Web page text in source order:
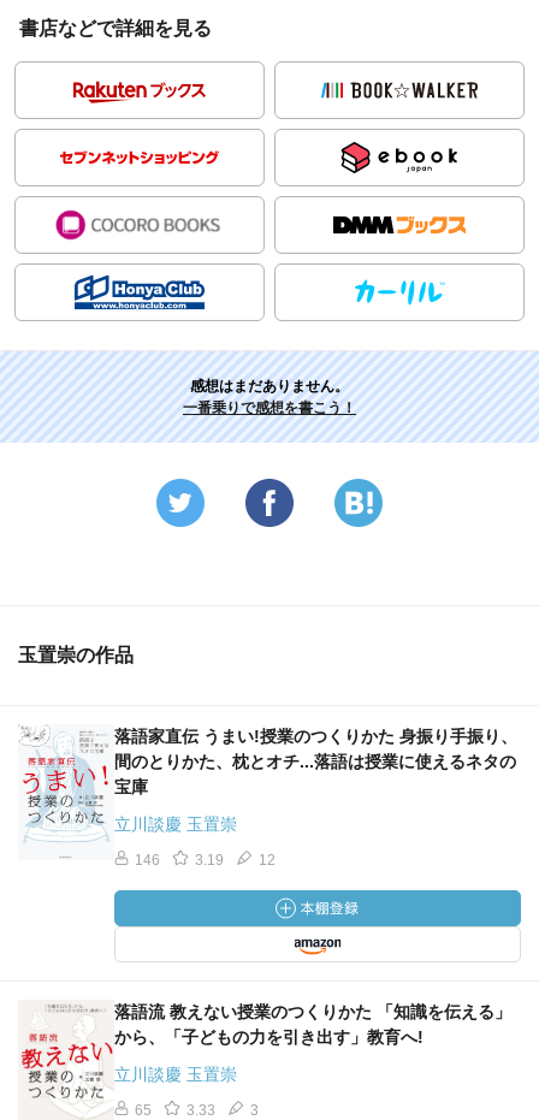
書店などで詳細を見る
感想はまだありません。
一番乗りで感想を書こう！
玉置崇の作品
落語家直伝 うまい!授業のつくりかた 身振り手振り、
間のとりかた、枕とオチ...落語は授業に使えるネタの
宝庫
立川談慶 玉置崇
146 3.19 12
落語流 教えない授業のつくりかた 「知識を伝える」
から、「子どもの力を引き出す」教育へ!
立川談慶 玉置崇
65 3.33 3